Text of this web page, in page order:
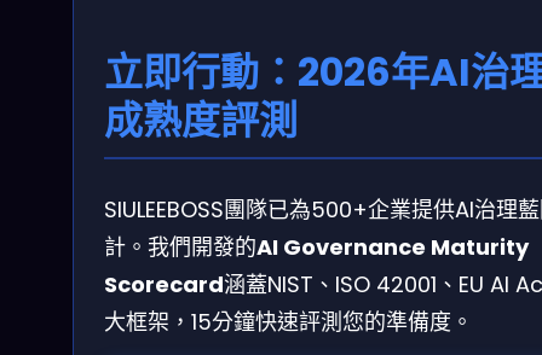
立即行動：2026年AI治
成熟度評測
SIULEEBOSS團隊已為500+企業提供AI治理
計。我們開發的AI Governance Maturity
Scorecard涵蓋NIST、ISO 42001、EU AI
大框架，15分鐘快速評測您的準備度。